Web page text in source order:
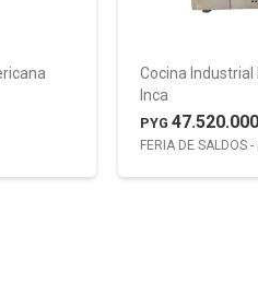
Cocina
Inca
PYG 47.520.000
FERIA DE SALDOS